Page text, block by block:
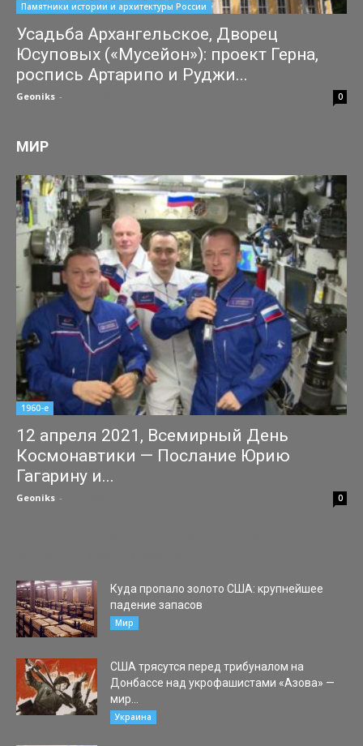
Памятники истории и архитектуры России
Усадьба Архангельское, Дворец
Юсуповых («Мусейон»): проект Герна,
роспись Артарипо и Руджи...
Geoniks - 0
МИР
1960-е
12 апреля 2021, Всемирный День
Космонавтики — Послание Юрию
Гагарину и...
Geoniks - 0
Куда пропало золото США: крупнейшее
падение запасов
Мир
США трясутся перед трибуналом на
Донбассе над укрофашистами «Азова» —
мир...
Украина